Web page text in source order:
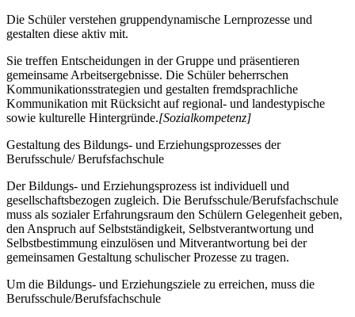
Die Schüler verstehen gruppendynamische Lernprozesse und
gestalten diese aktiv mit.
Sie treffen Entscheidungen in der Gruppe und präsentieren
gemeinsame Arbeitsergebnisse. Die Schüler beherrschen
Kommunikationsstrategien und gestalten fremdsprachliche
Kommunikation mit Rücksicht auf regional- und landestypische
sowie kulturelle Hintergründe.[Sozialkompetenz]
Gestaltung des Bildungs- und Erziehungsprozesses der
Berufsschule/ Berufsfachschule
Der Bildungs- und Erziehungsprozess ist individuell und
gesellschaftsbezogen zugleich. Die Berufsschule/Berufsfachschule
muss als sozialer Erfahrungsraum den Schülern Gelegenheit geben,
den Anspruch auf Selbstständigkeit, Selbstverantwortung und
Selbstbestimmung einzulösen und Mitverantwortung bei der
gemeinsamen Gestaltung schulischer Prozesse zu tragen.
Um die Bildungs- und Erziehungsziele zu erreichen, muss die
Berufsschule/Berufsfachschule